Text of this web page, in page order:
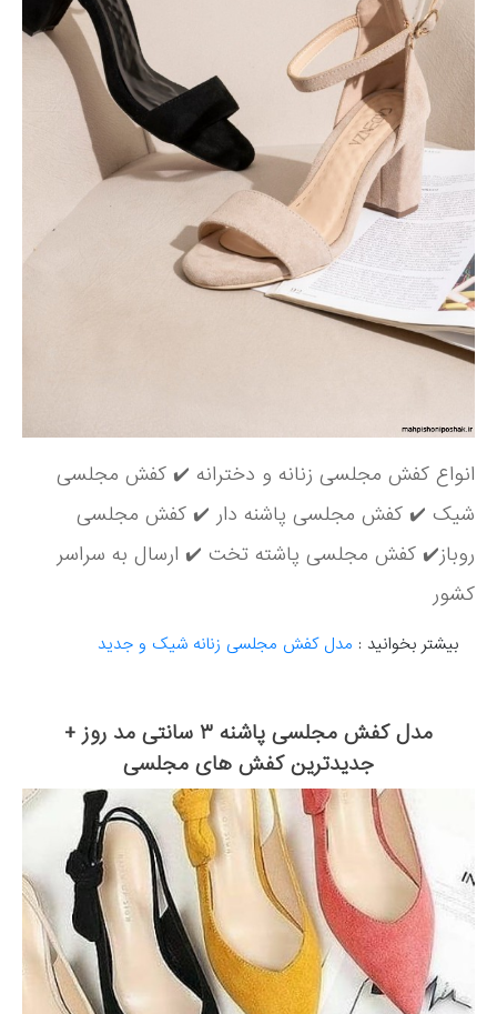
انواع کفش مجلسی زنانه و دخترانه ✔️ کفش مجلسی
شیک ✔️ کفش مجلسی پاشنه دار ✔️ کفش مجلسی
روباز✔️ کفش مجلسی پاشته تخت ✔️ ارسال به سراسر
کشور
بیشتر بخوانید : مدل کفش مجلسی زنانه شیک و جدید
مدل کفش مجلسی پاشنه ۳ سانتی مد روز +
جدیدترین کفش های مجلسی